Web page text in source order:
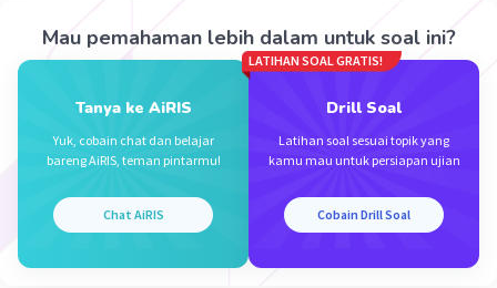
0
Level 51
Mau pemahaman lebih dalam untuk soal ini?
Tanya ke AiRIS
Yuk, cobain chat dan belajar
bareng AiRIS, teman pintarmu!
Chat AiRIS
LATIHAN SOAL GRATIS!
Drill Soal
Latihan soal sesuai topik yang
kamu mau untuk persiapan ujian
Cobain Drill Soal